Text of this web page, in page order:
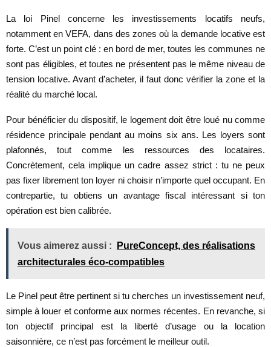
La loi Pinel concerne les investissements locatifs neufs,
notamment en VEFA, dans des zones où la demande locative est
forte. C’est un point clé : en bord de mer, toutes les communes ne
sont pas éligibles, et toutes ne présentent pas le même niveau de
tension locative. Avant d’acheter, il faut donc vérifier la zone et la
réalité du marché local.
Pour bénéficier du dispositif, le logement doit être loué nu comme
résidence principale pendant au moins six ans. Les loyers sont
plafonnés, tout comme les ressources des locataires.
Concrètement, cela implique un cadre assez strict : tu ne peux
pas fixer librement ton loyer ni choisir n’importe quel occupant. En
contrepartie, tu obtiens un avantage fiscal intéressant si ton
opération est bien calibrée.
Vous aimerez aussi :
PureConcept, des réalisations
architecturales éco-compatibles
Le Pinel peut être pertinent si tu cherches un investissement neuf,
simple à louer et conforme aux normes récentes. En revanche, si
ton objectif principal est la liberté d’usage ou la location
saisonnière, ce n’est pas forcément le meilleur outil.